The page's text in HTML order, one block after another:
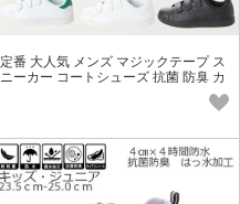
定番 大人気 メンズ マジックテープ ス
ニーカー コートシューズ 抗菌 防臭 カ